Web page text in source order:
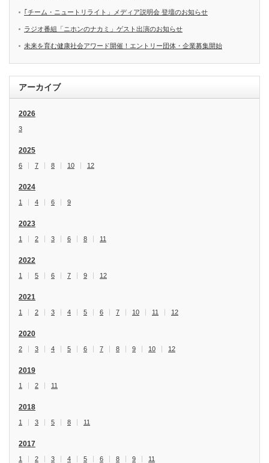
｢チーム・ニュートリライト」メディア説明会 登壇のお知らせ
ラジオ番組「ニホンのナカミ」ゲスト出演のお知らせ
未来を育む健康社会アワード開催！エントリー団体・企業募集開始
アーカイブ
2026
3
2025
6 7 8 10 12
2024
1 4 6 9
2023
1 2 3 6 8 11
2022
1 5 6 7 9 12
2021
1 2 3 4 5 6 7 10 11 12
2020
2 3 4 5 6 7 8 9 10 12
2019
1 2 11
2018
1 3 5 8 11
2017
1 2 3 4 5 6 8 9 11